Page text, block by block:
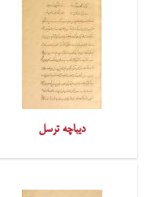
دیباچه ترسل